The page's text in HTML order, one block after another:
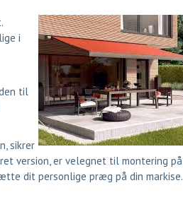
i
til
sikrer
version, er velegnet til montering
dit personlige præg på din markise.